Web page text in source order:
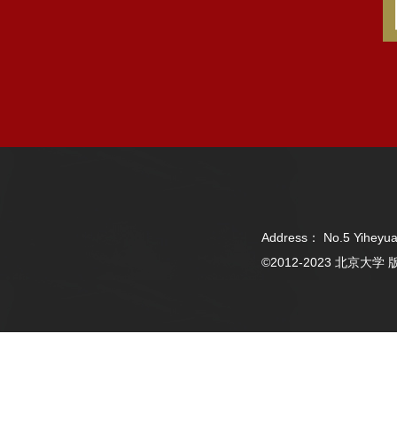
Address： No.5
©2012-2023 北京大学